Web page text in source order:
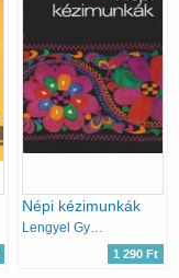
Népi kézimunkák
Lengyel Györgyi
1 290 Ft